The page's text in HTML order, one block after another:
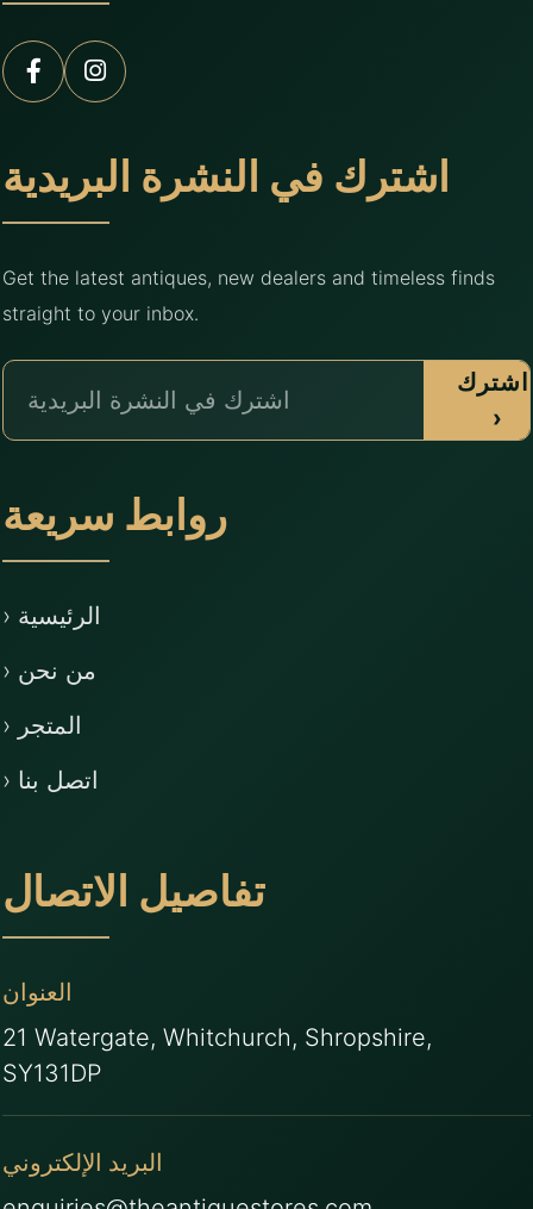
اشترك في النشرة البريدية
Get the latest antiques, new dealers and timeless finds
straight to your inbox.
اشترك
›
روابط سريعة
› الرئيسية
› من نحن
› المتجر
› اتصل بنا
تفاصيل الاتصال
العنوان
21 Watergate, Whitchurch, Shropshire,
SY131DP
البريد الإلكتروني